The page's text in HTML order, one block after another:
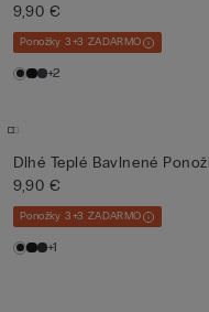
9,90 €
Ponožky 3+3 ZADARMO
+2
Dlhé Teplé Bavlnené
9,90 €
Ponožky 3+3 ZADARMO
+1